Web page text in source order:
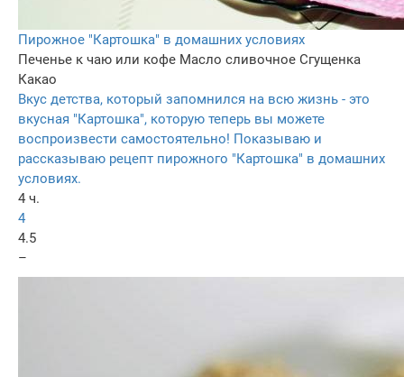
Пирожное "Картошка" в домашних условиях
Печенье к чаю или кофе Масло сливочное Сгущенка
Какао
Вкус детства, который запомнился на всю жизнь - это
вкусная "Картошка", которую теперь вы можете
воспроизвести самостоятельно! Показываю и
рассказываю рецепт пирожного "Картошка" в домашних
условиях.
4 ч.
4
4.5
–